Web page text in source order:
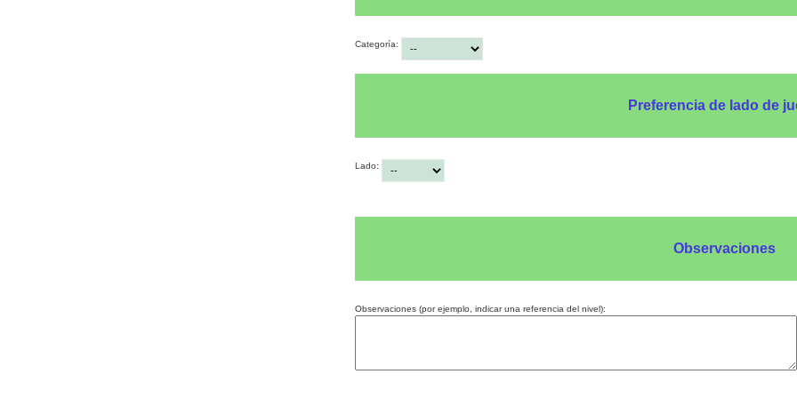
Categoría:
Preferencia de lado de
Lado:
Observaciones
Observaciones (por ejemplo, indicar una referencia del nivel):